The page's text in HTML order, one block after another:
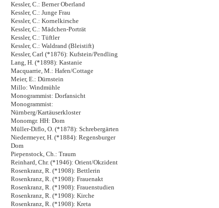
Kessler, C.: Berner Oberland
Kessler, C.: Junge Frau
Kessler, C.: Kornelkirsche
Kessler, C.: Mädchen-Porträt
Kessler, C.: Tüftler
Kessler, C.: Waldrand (Bleistift)
Kessler, Carl (*1876): Kufstein/Pendling
Lang, H. (*1898): Kastanie
Macquarrie, M.: Hafen/Cottage
Meier, E.: Dürnstein
Millo: Windmühle
Monogrammist: Dorfansicht
Monogrammist:
Nürnberg/Kartäuserkloster
Monomgr. HH: Dom
Müller-Diflo, O. (*1878): Schrebergärten
Niedermeyer, H. (*1884): Regensburger
Dom
Piepenstock, Ch.: Traum
Reinhard, Chr. (*1946): Orient/Okzident
Rosenkranz, R. (*1908): Bettlerin
Rosenkranz, R. (*1908): Frauenakt
Rosenkranz, R. (*1908): Frauenstudien
Rosenkranz, R. (*1908): Kirche
Rosenkranz, R. (*1908): Kreta